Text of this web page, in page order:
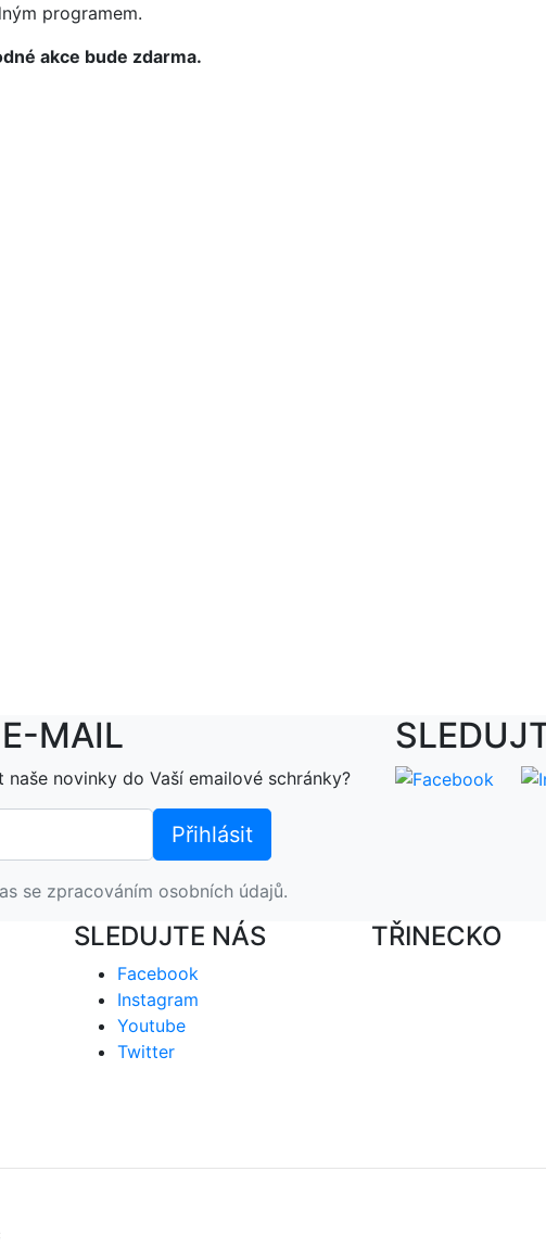
programem.
akce bude zdarma.
MAIL
novinky do Vaší emailové schránky?
se zpracováním osobních údajů.
SLEDUJTE NÁS
Facebook
Instagram
Youtube
Twitter
TŘINECKO